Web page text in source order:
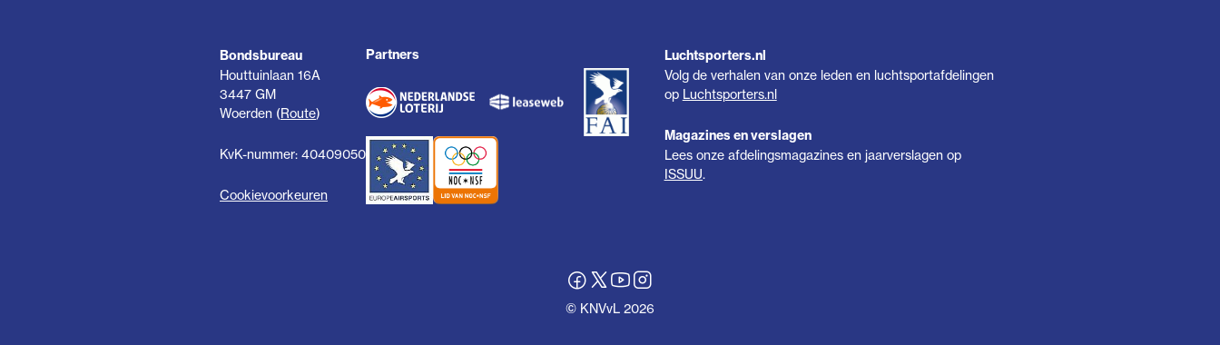
Bondsbureau
Houttuinlaan 16A
3447 GM
Woerden (Route)
KvK-nummer: 40409050
Cookievoorkeuren
Partners Luchtsporters.nl
Volg de verhalen van onze leden en luchtsportafdelingen
op Luchtsporters.nl
Magazines en verslagen
Lees onze afdelingsmagazines en jaarverslagen op
ISSUU.
© KNVvL 2026